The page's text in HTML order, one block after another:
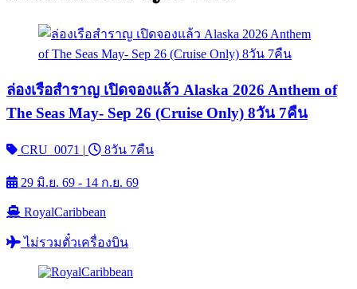
ล่องเรือสำราญ เปิดจองแล้ว Alaska 2026 Anthem of
The Seas May- Sep 26 (Cruise Only) 8วัน 7คืน
CRU_0071 | 8วัน 7คืน
29 มิ.ย. 69 - 14 ก.ย. 69
RoyalCaribbean
ไม่รวมตั๋วเครื่องบิน